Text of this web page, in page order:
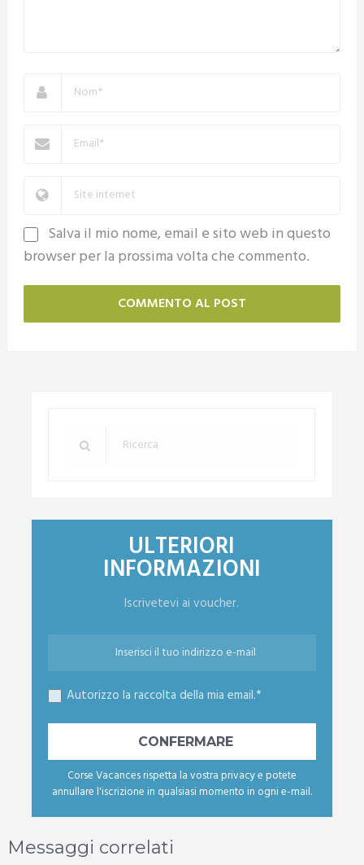
Salva il mio nome, email e sito web in questo
browser per la prossima volta che commento.
ULTERIORI
INFORMAZIONI
Iscrivetevi ai voucher.
Autorizzo la raccolta della mia email.*
Corse Vacances rispetta la vostra privacy e potete
annullare l'iscrizione in qualsiasi momento in ogni e-mail.
Messaggi correlati